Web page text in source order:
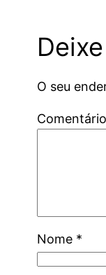
O seu
Comentário
Nome *